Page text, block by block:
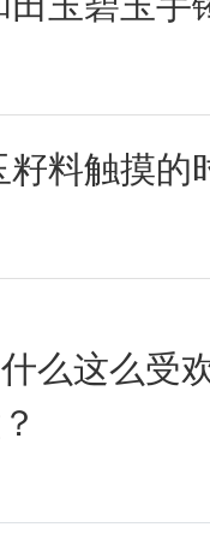
籽料触摸的
么这么受